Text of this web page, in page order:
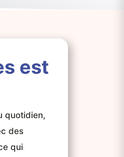
est
quotidien,
des
qui